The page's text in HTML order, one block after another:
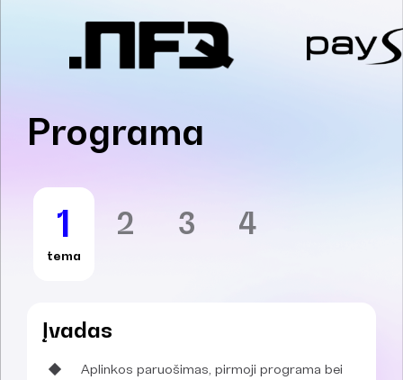
Programa
1
tema
2 3 4
Įvadas
Aplinkos paruošimas, pirmoji programa bei